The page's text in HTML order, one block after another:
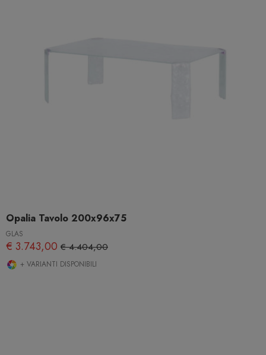
Opalia Tavolo 200x96x75
GLAS
€ 3.743,00 € 4.404,00
+ VARIANTI DISPONIBILI